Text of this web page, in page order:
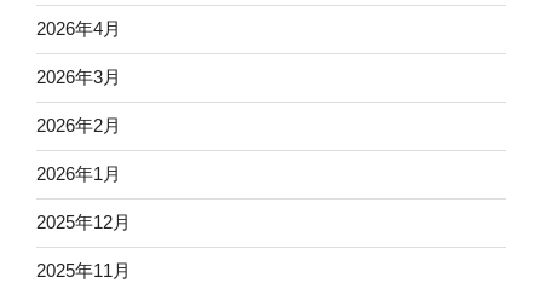
2026年4月
2026年3月
2026年2月
2026年1月
2025年12月
2025年11月